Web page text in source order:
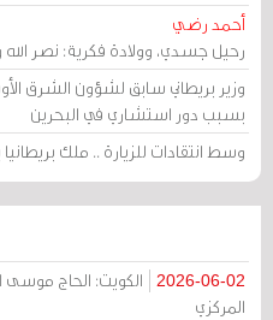
أحمد رضي
رحيل جسدي، وولادة فكرية: نصر الله
وزير بريطاني سابق لشؤون الشرق
بسبب دور استشاري في البحرين
وسط انتقادات للزيارة .. ملك
2026-06-02
الكويت: الحاج
المركزي